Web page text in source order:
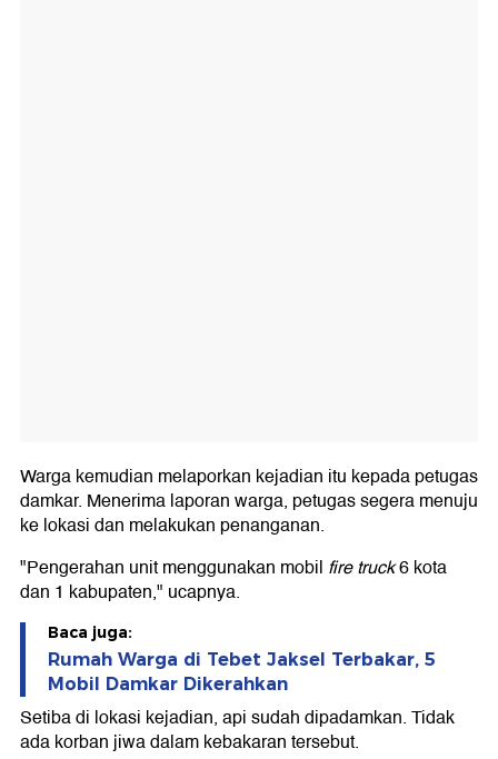
Warga kemudian melaporkan kejadian itu kepada petugas
damkar. Menerima laporan warga, petugas segera menuju
ke lokasi dan melakukan penanganan.
"Pengerahan unit menggunakan mobil fire truck6 kota
dan 1 kabupaten," ucapnya.
Baca juga:
Rumah Warga di Tebet Jaksel Terbakar, 5
Mobil Damkar Dikerahkan
Setiba di lokasi kejadian, api sudah dipadamkan. Tidak
ada korban jiwa dalam kebakaran tersebut.